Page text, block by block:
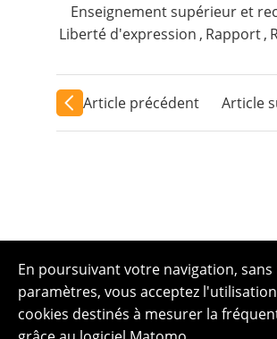
Enseignement supérieur et
Liberté d'expression , Rapport,
Article précédent Article
En poursuivant votre navigation,
paramètres, vous acceptez
cookies destinés à mesurer la